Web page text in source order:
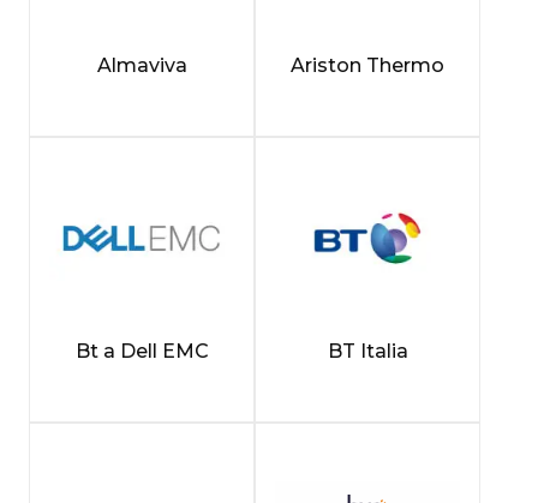
Almaviva Ariston Thermo
Bt a Dell EMC BT Italia